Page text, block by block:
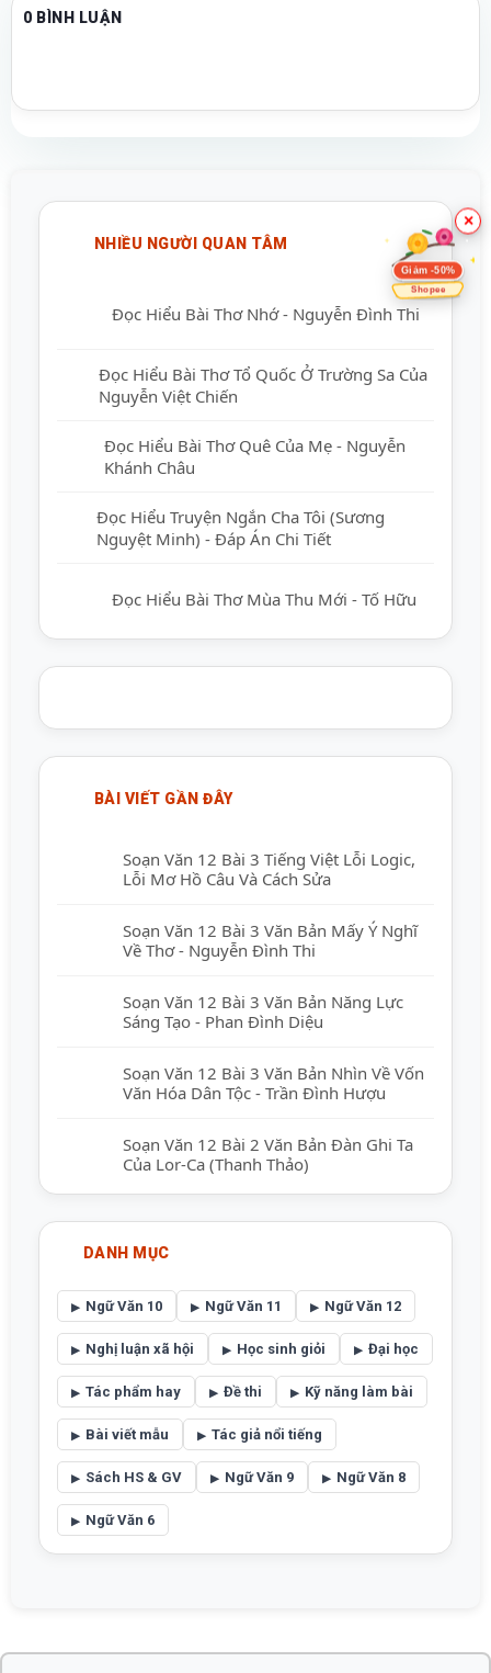
0 BÌNH LUẬN
NHIỀU NGƯỜI QUAN TÂM
Đọc Hiểu Bài Thơ Nhớ - Nguyễn Đình Thi
Đọc Hiểu Bài Thơ Tổ Quốc Ở Trường Sa Của
Nguyễn Việt Chiến
Đọc Hiểu Bài Thơ Quê Của Mẹ - Nguyễn
Khánh Châu
Đọc Hiểu Truyện Ngắn Cha Tôi (Sương
Nguyệt Minh) - Đáp Án Chi Tiết
Đọc Hiểu Bài Thơ Mùa Thu Mới - Tố Hữu
BÀI VIẾT GẦN ĐÂY
Soạn Văn 12 Bài 3 Tiếng Việt Lỗi Logic,
Lỗi Mơ Hồ Câu Và Cách Sửa
Soạn Văn 12 Bài 3 Văn Bản Mấy Ý Nghĩ
Về Thơ - Nguyễn Đình Thi
Soạn Văn 12 Bài 3 Văn Bản Năng Lực
Sáng Tạo - Phan Đình Diệu
Soạn Văn 12 Bài 3 Văn Bản Nhìn Về Vốn
Văn Hóa Dân Tộc - Trần Đình Hượu
Soạn Văn 12 Bài 2 Văn Bản Đàn Ghi Ta
Của Lor-Ca (Thanh Thảo)
DANH MỤC
Ngữ Văn 10 Ngữ Văn 11 Ngữ Văn 12
Nghị luận xã hội Học sinh giỏi Đại học
Tác phẩm hay Đề thi Kỹ năng làm bài
Bài viết mẫu Tác giả nổi tiếng
Sách HS & GV Ngữ Văn 9 Ngữ Văn 8
Ngữ Văn 6
×
Giảm -50%
Shopee